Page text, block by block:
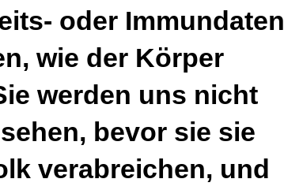
oder Immundaten
wie der Körper
werden uns nicht
bevor sie sie
verabreichen, und